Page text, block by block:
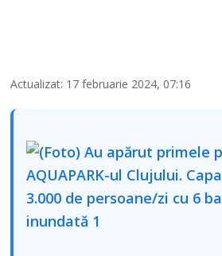
Actualizat: 17 februarie 2024, 07:16